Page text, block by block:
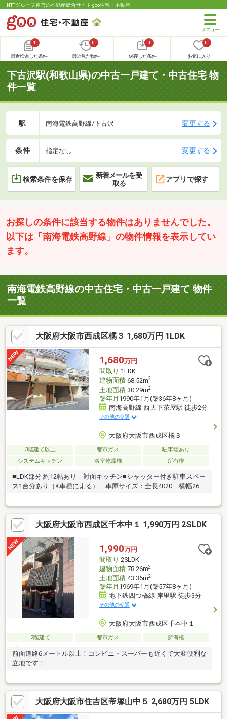
NTTグループ運営の不動産総合サイト goo住宅・不動産
1
最近検索した条件
0
最近見た物件
0
保存した条件
0
お気に入り
下古沢駅(和歌山県)の中古一戸建て・中古住宅 物
件一覧
駅 南海電鉄高野線/下古沢 変更する
条件 指定なし 変更する
検索条件を保存
新着メールを受
取る
アプリで探す
お探しの条件に該当する物件はありませんでした。
以下は「南海電鉄高野線」の物件情報を表示してい
ます。
南海電鉄高野線の中古住宅・中古一戸建て 物件
一覧
大阪府大阪市西成区橘３ 1,680万円 1LDK
1,680万円
間取り 1LDK
建物面積68.52m2
土地面積30.29m2
築年月 1990年1月(築36年8ヶ月)
南海高野線 西天下茶屋駅 徒歩2分
その他の交通
大阪府大阪市西成区橘３
3階建て以上 都市ガス
駐車場あり
システムキッチン
浴室乾燥機 所有権
■LDK部分 約12帖あり 対面キッチン■シャッター付き駐車スペー
ス1台分あり（※車種による） 車庫サイズ：全長4020 横幅2615
リーマート西成松二丁目店 約409ｍ※再建築不可物件
大阪府大阪市西成区千本中１ 1,990万円 2SLDK
1,990万円
間取り 2SLDK
建物面積78.26m2
土地面積43.36m2
築年月 1969年1月(築57年8ヶ月)
地下鉄四つ橋線 岸里駅 徒歩3分
その他の交通
大阪府大阪市西成区千本中１
2階建て 都市ガス 所有権
前面道路6メートル以上！コンビニ・スーパーも近くで大変便利な
立地です！
大阪府大阪市住吉区帝塚山中５ 2,680万円 5LDK